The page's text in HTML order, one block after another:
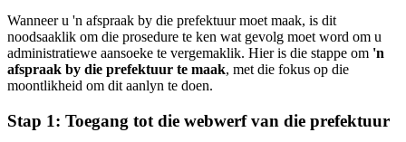
Wanneer u 'n afspraak by die prefektuur moet maak, is dit
noodsaaklik om die prosedure te ken wat gevolg moet word om u
administratiewe aansoeke te vergemaklik. Hier is die stappe om 'n
afspraak by die prefektuur te maak, met die fokus op die
moontlikheid om dit aanlyn te doen.
Stap 1: Toegang tot die webwerf van die prefektuur